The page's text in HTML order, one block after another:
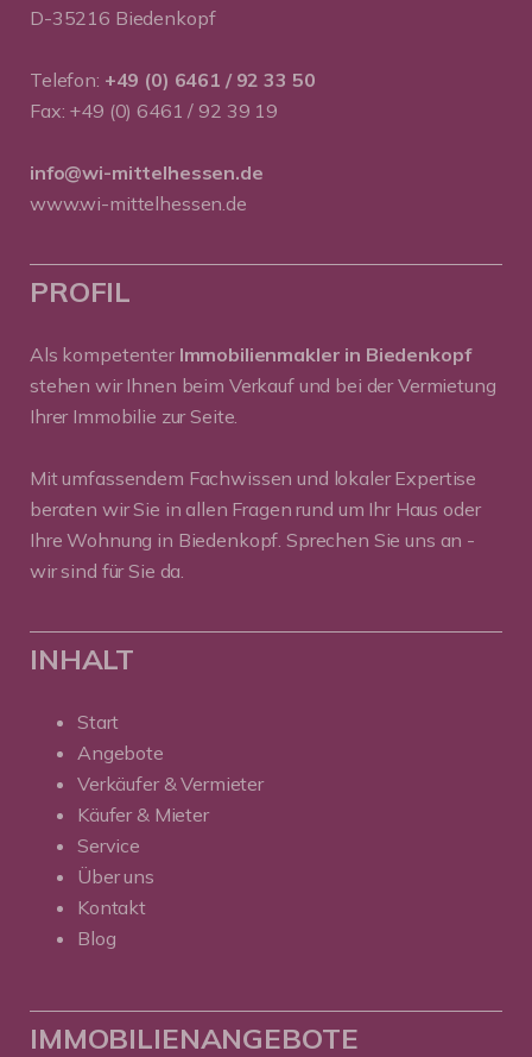
D-35216 Biedenkopf
Telefon: +49 (0) 6461 / 92 33 50
Fax: +49 (0) 6461 / 92 39 19
info@wi-mittelhessen.de
www.wi-mittelhessen.de
PROFIL
Als kompetenter Immobilienmakler in Biedenkopf
stehen wir Ihnen beim Verkauf und bei der Vermietung
Ihrer Immobilie zur Seite.
Mit umfassendem Fachwissen und lokaler Expertise
beraten wir Sie in allen Fragen rund um Ihr Haus oder
Ihre Wohnung in Biedenkopf. Sprechen Sie uns an -
wir sind für Sie da.
INHALT
Start
Angebote
Verkäufer & Vermieter
Käufer & Mieter
Service
Über uns
Kontakt
Blog
IMMOBILIENANGEBOTE